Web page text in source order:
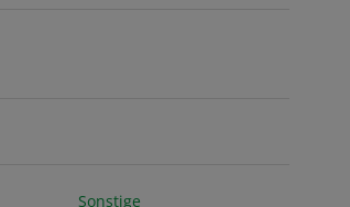
Sonstige